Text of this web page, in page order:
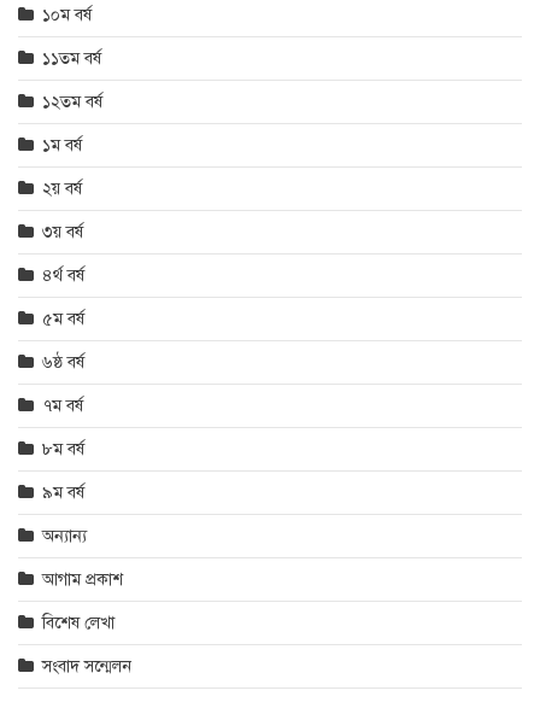
১০ম বর্ষ
১১তম বর্ষ
১২তম বর্ষ
১ম বর্ষ
২য় বর্ষ
৩য় বর্ষ
৪র্থ বর্ষ
৫ম বর্ষ
৬ষ্ঠ বর্ষ
৭ম বর্ষ
৮ম বর্ষ
৯ম বর্ষ
অন্যান্য
আগাম প্রকাশ
বিশেষ লেখা
সংবাদ সন্মেলন